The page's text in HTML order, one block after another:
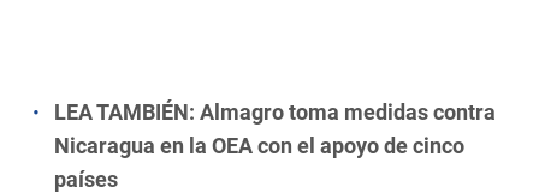
LEA TAMBIÉN: Almagro toma medidas contra
Nicaragua en la OEA con el apoyo de cinco
países